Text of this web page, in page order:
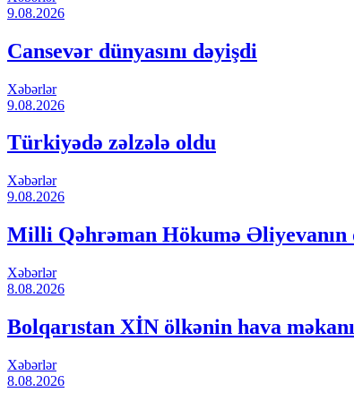
9.08.2026
Cansevər dünyasını dəyişdi
Xəbərlər
9.08.2026
Türkiyədə zəlzələ oldu
Xəbərlər
9.08.2026
Milli Qəhrəman Hökumə Əliyevanın
Xəbərlər
8.08.2026
Bolqarıstan XİN ölkənin hava
Xəbərlər
8.08.2026